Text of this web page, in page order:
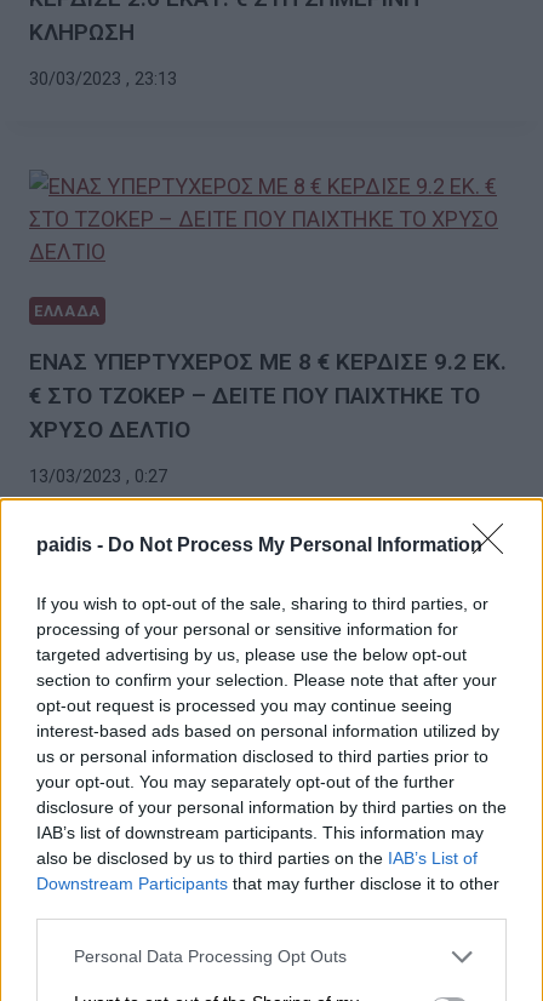
paidis - Do Not Process My Personal Information
If you wish to opt-out of the sale, sharing to third parties, or
processing of your personal or sensitive information for
targeted advertising by us, please use the below opt-out
section to confirm your selection. Please note that after your
opt-out request is processed you may continue seeing
interest-based ads based on personal information utilized by
us or personal information disclosed to third parties prior to
your opt-out. You may separately opt-out of the further
disclosure of your personal information by third parties on the
IAB’s list of downstream participants. This information may
also be disclosed by us to third parties on the IAB’s List of
Downstream Participants that may further disclose it to other
Personal Data Processing Opt Outs
ΚΛΗΡΩΣΗ
30/03/2023 , 23:13
ΕΛΛΑΔΑ
ΕΝΑΣ ΥΠΕΡΤΥΧΕΡΟΣ ΜΕ 8 € ΚΕΡΔΙΣΕ 9.2 ΕΚ.
€ ΣΤΟ ΤΖΟΚΕΡ – ΔΕΙΤΕ ΠΟΥ ΠΑΙΧΤΗΚΕ ΤΟ
ΧΡΥΣΟ ΔΕΛΤΙΟ
13/03/2023 , 0:27
ΛΑΡΙΣΑ
ΛΑΡΙΣΑΙΟΣ ΜΕ 3 € ΚΕΡΔΙΣΕ 600.000 € ΣΤΟ
ΤΖΟΚΕΡ
22/01/2023 , 23:50